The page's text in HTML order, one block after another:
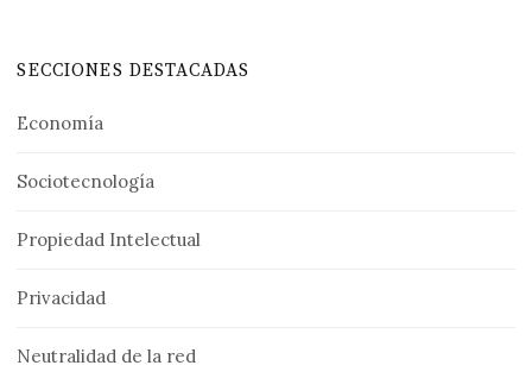
SECCIONES DESTACADAS
Economía
Sociotecnología
Propiedad Intelectual
Privacidad
Neutralidad de la red